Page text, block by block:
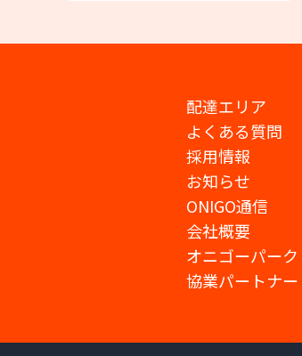
配達エリア
よくある質問
採用情報
お知らせ
ONIGO通信
会社概要
オニゴーパーク
協業パートナー